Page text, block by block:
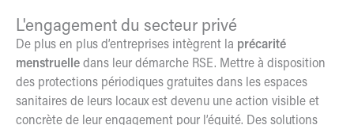
L'engagement du secteur privé
De plus en plus d’entreprises intègrent la précarité
menstruelle dans leur démarche RSE. Mettre à disposition
des protections périodiques gratuites dans les espaces
sanitaires de leurs locaux est devenu une action visible et
concrète de leur engagement pour l’équité. Des solutions